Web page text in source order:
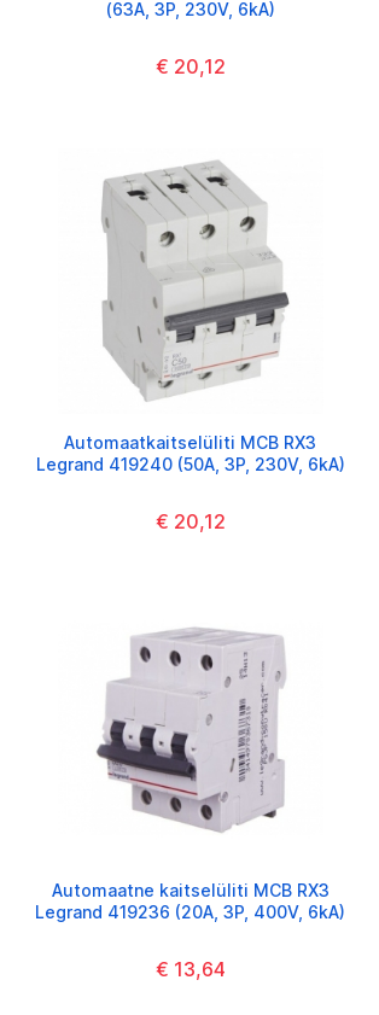
(63A, 3P, 230V, 6kA)
€ 20,12
Automaatkaitselüliti MCB RX3
Legrand 419240 (50A, 3P, 230V, 6kA)
€ 20,12
Automaatne kaitselüliti MCB RX3
Legrand 419236 (20A, 3P, 400V, 6kA)
€ 13,64